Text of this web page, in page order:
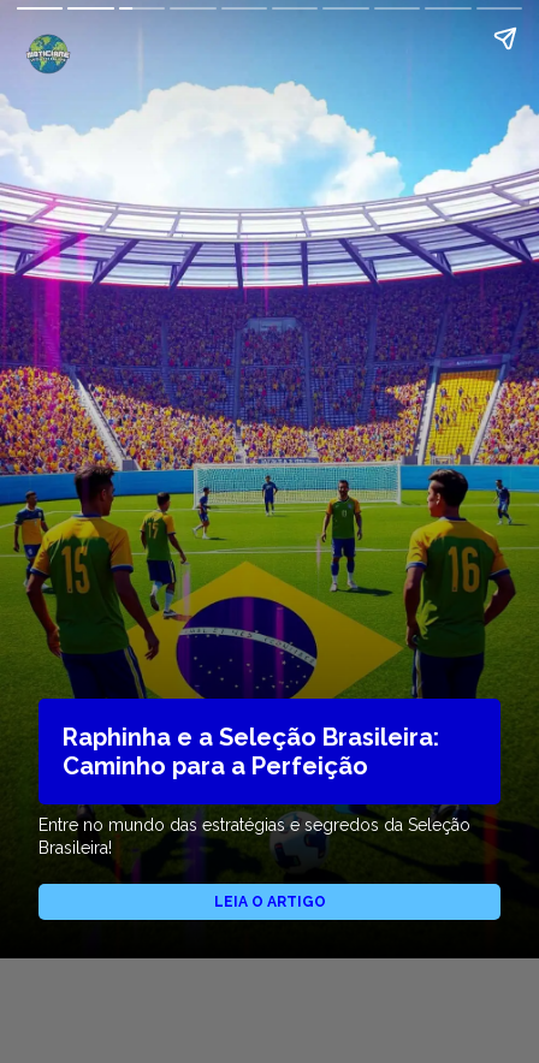
Raphinha e a Seleção Brasileira:
Caminho para a Perfeição
Entre no mundo das estratégias e segredos da Seleção
Brasileira!
LEIA O ARTIGO